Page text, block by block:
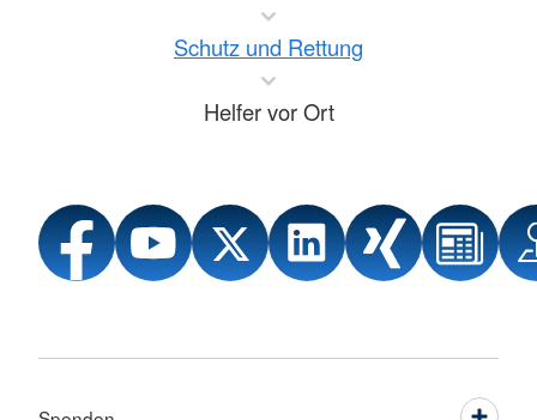
Schutz und Rettung
Helfer vor Ort